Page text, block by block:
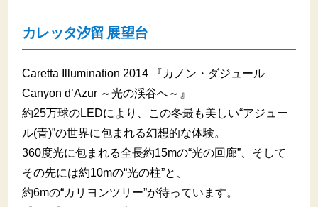
カレッタ汐留 展望台
Caretta Illumination 2014 『カノン・ダジュール
Canyon d’Azur ～光の渓谷へ～』
約25万球のLEDにより、この冬最も美しい“アジュー
ル(青)”の世界に包まれる幻想的な体験。
360度光に包まれる全長約15mの“光の回廊”、そして
その先には約10mの“光の柱”と、
約6mの“カリヨンツリー”が待っています。